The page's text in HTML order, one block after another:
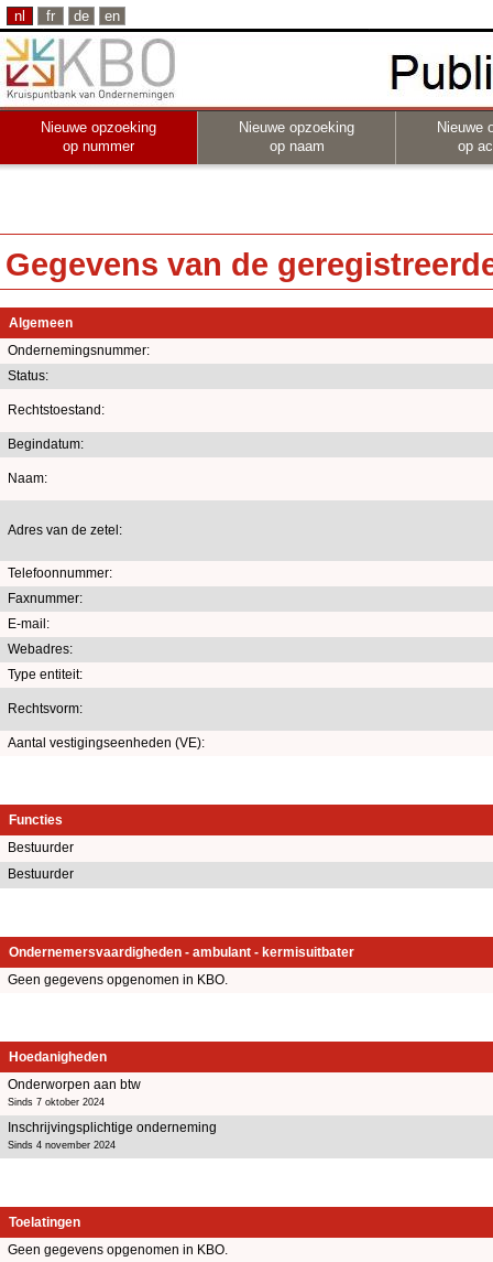
nl fr de en
Nieuwe opzoeking
op nummer
Nieuwe opzoeking
op naam
Nieuwe
op
Gegevens van de
Algemeen
Ondernemingsnummer:
Status:
Rechtstoestand:
Begindatum:
Naam:
Adres van de zetel:
Telefoonnummer:
Faxnummer:
E-mail:
Webadres:
Type entiteit:
Rechtsvorm:
Aantal vestigingseenheden (VE):
Functies
Bestuurder
Bestuurder
Ondernemersvaardigheden - ambulant - kermisuitbater
Geen gegevens opgenomen in KBO.
Hoedanigheden
Onderworpen aan btw
Sinds 7 oktober 2024
Inschrijvingsplichtige onderneming
Sinds 4 november 2024
Toelatingen
Geen gegevens opgenomen in KBO.